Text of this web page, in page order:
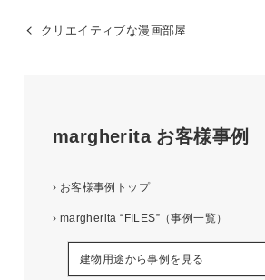
クリエイティブな漫画部屋
margherita お客様事例
› お客様事例トップ
› margherita “FILES”（事例一覧）
建物用途から事例を見る